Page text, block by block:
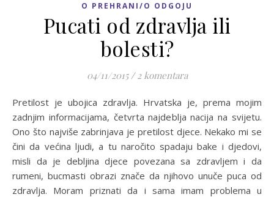
O PREHRANI/O ODGOJU
Pucati od zdravlja ili
bolesti?
04/11/2015 / 2 komentara
Pretilost je ubojica zdravlja. Hrvatska je, prema mojim
zadnjim informacijama, četvrta najdeblja nacija na svijetu.
Ono što najviše zabrinjava je pretilost djece. Nekako mi se
čini da većina ljudi, a tu naročito spadaju bake i djedovi,
misli da je debljina djece povezana sa zdravljem i da
rumeni, bucmasti obrazi znače da njihovo unuče puca od
zdravlja. Moram priznati da i sama imam problema u